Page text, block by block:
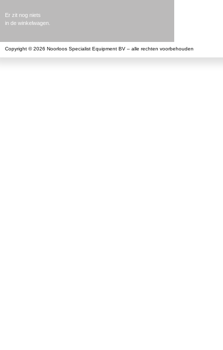
Er zit nog niets
in de winkelwagen.
Copyright © 2026 Noorloos Specialist Equipment BV – alle rechten voorbehouden